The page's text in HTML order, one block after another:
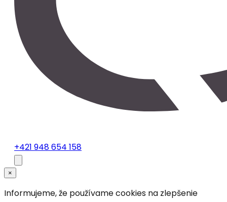
+421 948 654 158
×
Informujeme, že používame cookies na zlepšenie